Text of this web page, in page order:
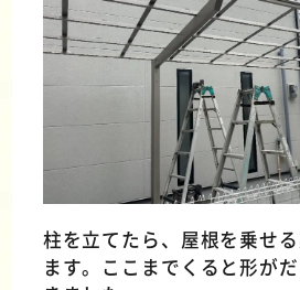
柱を立てたら、屋根を乗せ
ます。ここまでくると形が